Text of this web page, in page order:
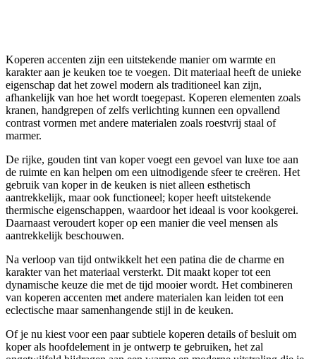
Koperen accenten zijn een uitstekende manier om warmte en
karakter aan je keuken toe te voegen. Dit materiaal heeft de unieke
eigenschap dat het zowel modern als traditioneel kan zijn,
afhankelijk van hoe het wordt toegepast. Koperen elementen zoals
kranen, handgrepen of zelfs verlichting kunnen een opvallend
contrast vormen met andere materialen zoals roestvrij staal of
marmer.
De rijke, gouden tint van koper voegt een gevoel van luxe toe aan
de ruimte en kan helpen om een uitnodigende sfeer te creëren. Het
gebruik van koper in de keuken is niet alleen esthetisch
aantrekkelijk, maar ook functioneel; koper heeft uitstekende
thermische eigenschappen, waardoor het ideaal is voor kookgerei.
Daarnaast veroudert koper op een manier die veel mensen als
aantrekkelijk beschouwen.
Na verloop van tijd ontwikkelt het een patina die de charme en
karakter van het materiaal versterkt. Dit maakt koper tot een
dynamische keuze die met de tijd mooier wordt. Het combineren
van koperen accenten met andere materialen kan leiden tot een
eclectische maar samenhangende stijl in de keuken.
Of je nu kiest voor een paar subtiele koperen details of besluit om
koper als hoofdelement in je ontwerp te gebruiken, het zal